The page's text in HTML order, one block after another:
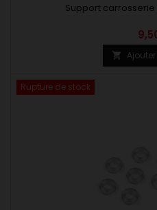
Support carrosserie

Rupture de stock